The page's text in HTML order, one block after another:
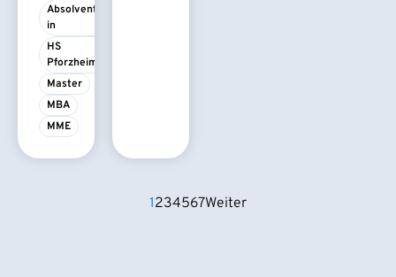
Absolvent/-
in
HS
Pforzheim
Master
MBA
MME
1234567Weiter